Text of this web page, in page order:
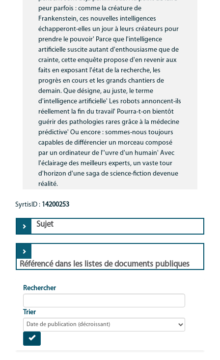
Communication
peur parfois : comme la créature de
Frankenstein, ces nouvelles intelligences
échapperont-elles un jour à leurs créateurs pour
prendre le pouvoir' Parce que l'intelligence
artificielle suscite autant d'enthousiasme que de
crainte, cette enquête propose d'en revenir aux
faits en exposant l'état de la recherche, les
progrès en cours et les grands chantiers de
demain. Que désigne, au juste, le terme
d'intelligence artificielle' Les robots annoncent-ils
réellement la fin du travail' Pourra-t-on bientôt
guérir des pathologies rares grâce à la médecine
prédictive' Ou encore : sommes-nous toujours
capables de différencier un morceau composé
par un ordinateur de l''uvre d'un humain' Avec
l'éclairage des meilleurs experts, un vaste tour
d'horizon d'une saga de science-fiction devenue
réalité.
SyrtisID : 14200253
Sujet
Référencé dans les listes de documents publiques
Rechercher
Trier